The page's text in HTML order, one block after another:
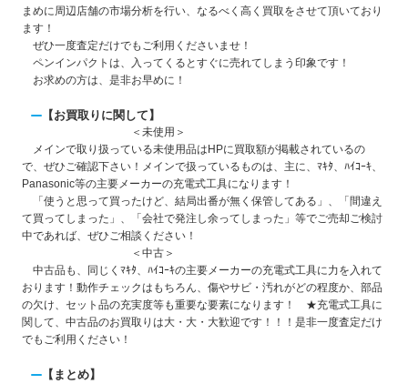
まめに周辺店舗の市場分析を行い、なるべく高く買取をさせて頂いており
ます！
ぜひ一度査定だけでもご利用くださいませ！
ペンインパクトは、入ってくるとすぐに売れてしまう印象です！
お求めの方は、是非お早めに！
【お買取りに関して】
＜未使用＞
メインで取り扱っている未使用品はHPに買取額が掲載されているの
で、ぜひご確認下さい！メインで扱っているものは、主に、ﾏｷﾀ、ﾊｲｺｰｷ、
Panasonic等の主要メーカーの充電式工具になります！
「使うと思って買ったけど、結局出番が無く保管してある」、「間違え
て買ってしまった」、「会社で発注し余ってしまった」等でご売却ご検討
中であれば、ぜひご相談ください！
＜中古＞
中古品も、同じくﾏｷﾀ、ﾊｲｺｰｷの主要メーカーの充電式工具に力を入れて
おります！ 動作チェックはもちろん、傷やサビ・汚れがどの程度か、部品
の欠け、セット品の充実度等も重要な要素になります！ ★充電式工具に
関して、中古品のお買取りは大・大・大歓迎です！！！ 是非一度査定だけ
でもご利用ください！
【まとめ】